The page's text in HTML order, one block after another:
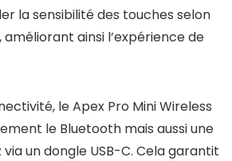
la sensibilité des touches selon
ainsi l’expérience de
le Apex Pro Mini Wireless
le Bluetooth mais aussi une
via un dongle USB-C. Cela garantit